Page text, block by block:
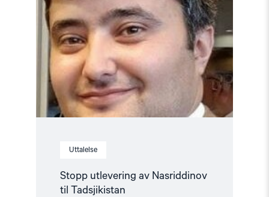
Uttalelse
Stopp utlevering av Nasriddinov
til Tadsjikistan
av
Nasriddinov
til
Tadsjikistan"